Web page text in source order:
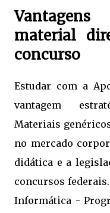
material
concurso
Estudar com a
vantagem
Materiais
no mercado
didática e a
concursos
Informática -